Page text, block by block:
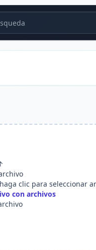
clic para seleccionar
con archivos